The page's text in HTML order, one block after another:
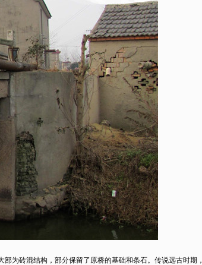
为砖混结构，部分保留了原桥的基础和条石。传说远古时期，